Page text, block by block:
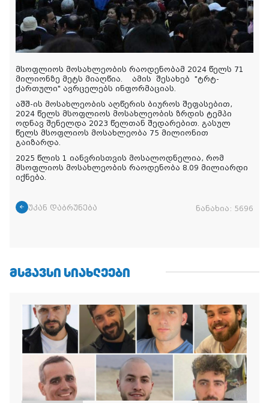
მსოფლიოს მოსახლეობის რაოდენობამ 2024 წელს 71
მილიონზე მეტს მიაღწია.
ამის შესახებ "ტრტ-
ქართული" ავრცელებს ინფორმაციას.
აშშ-ის მოსახლეობის აღწერის ბიუროს შეფასებით,
2024 წელს მსოფლიოს მოსახლეობის ზრდის ტემპი
ოდნავ შენელდა 2023 წელთან შედარებით. გასულ
წელს მსოფლიოს მოსახლეობა 75 მილიონით
გაიზარდა.
2025 წლის 1 იანვრისთვის მოსალოდნელია, რომ
მსოფლიოს მოსახლეობის რაოდენობა 8.09 მილიარდი
იქნება.
უკან დაბრუნება ნანახია: 5696
ᲛᲡᲒᲐᲕᲡᲘ ᲡᲘᲐᲮᲚᲔᲔᲑᲘ